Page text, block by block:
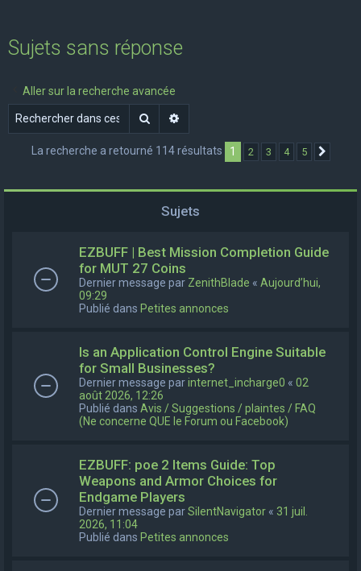
r
Sujets sans réponse
Aller sur la recherche avancée
Rechercher
La recherche a retourné 114 résultats 1 2 3 4 5
Sujets
EZBUFF | Best Mission Completion Guide
for MUT 27 Coins
Dernier message par ZenithBlade « Aujourd’hui,
09:29
Publié dans Petites annonces
Is an Application Control Engine Suitable
for Small Businesses?
Dernier message parinternet_incharge0 « 02
août 2026, 12:26
Publié dans Avis / Suggestions / plaintes / FAQ
(Ne concerne QUE le Forum ou Facebook)
EZBUFF: poe 2 Items Guide: Top
Weapons and Armor Choices for
Endgame Players
Dernier message parSilentNavigator « 31 juil.
2026, 11:04
Publié dans Petites annonces